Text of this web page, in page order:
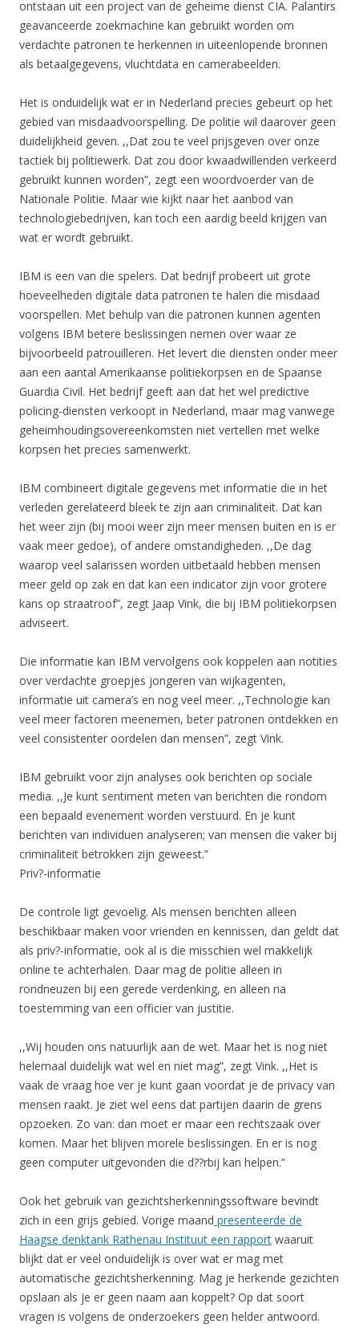
ontstaan uit een project van de geheime dienst CIA. Palantirs
geavanceerde zoekmachine kan gebruikt worden om
verdachte patronen te herkennen in uiteenlopende bronnen
als betaalgegevens, vluchtdata en camerabeelden.
Het is onduidelijk wat er in Nederland precies gebeurt op het
gebied van misdaadvoorspelling. De politie wil daarover geen
duidelijkheid geven. ,,Dat zou te veel prijsgeven over onze
tactiek bij politiewerk. Dat zou door kwaadwillenden verkeerd
gebruikt kunnen worden”, zegt een woordvoerder van de
Nationale Politie. Maar wie kijkt naar het aanbod van
technologiebedrijven, kan toch een aardig beeld krijgen van
wat er wordt gebruikt.
IBM is een van die spelers. Dat bedrijf probeert uit grote
hoeveelheden digitale data patronen te halen die misdaad
voorspellen. Met behulp van die patronen kunnen agenten
volgens IBM betere beslissingen nemen over waar ze
bijvoorbeeld patrouilleren. Het levert die diensten onder meer
aan een aantal Amerikaanse politiekorpsen en de Spaanse
Guardia Civil. Het bedrijf geeft aan dat het wel predictive
policing-diensten verkoopt in Nederland, maar mag vanwege
geheimhoudingsovereenkomsten niet vertellen met welke
korpsen het precies samenwerkt.
IBM combineert digitale gegevens met informatie die in het
verleden gerelateerd bleek te zijn aan criminaliteit. Dat kan
het weer zijn (bij mooi weer zijn meer mensen buiten en is er
vaak meer gedoe), of andere omstandigheden. ,,De dag
waarop veel salarissen worden uitbetaald hebben mensen
meer geld op zak en dat kan een indicator zijn voor grotere
kans op straatroof”, zegt Jaap Vink, die bij IBM politiekorpsen
adviseert.
Die informatie kan IBM vervolgens ook koppelen aan notities
over verdachte groepjes jongeren van wijkagenten,
informatie uit camera’s en nog veel meer. ,,Technologie kan
veel meer factoren meenemen, beter patronen ontdekken en
veel consistenter oordelen dan mensen”, zegt Vink.
IBM gebruikt voor zijn analyses ook berichten op sociale
media. ,,Je kunt sentiment meten van berichten die rondom
een bepaald evenement worden verstuurd. En je kunt
berichten van individuen analyseren; van mensen die vaker bij
criminaliteit betrokken zijn geweest.”
Priv?-informatie
De controle ligt gevoelig. Als mensen berichten alleen
beschikbaar maken voor vrienden en kennissen, dan geldt dat
als priv?-informatie, ook al is die misschien wel makkelijk
online te achterhalen. Daar mag de politie alleen in
rondneuzen bij een gerede verdenking, en alleen na
toestemming van een officier van justitie.
,,Wij houden ons natuurlijk aan de wet. Maar het is nog niet
helemaal duidelijk wat wel en niet mag”, zegt Vink. ,,Het is
vaak de vraag hoe ver je kunt gaan voordat je de privacy van
mensen raakt. Je ziet wel eens dat partijen daarin de grens
opzoeken. Zo van: dan moet er maar een rechtszaak over
komen. Maar het blijven morele beslissingen. En er is nog
geen computer uitgevonden die d??rbij kan helpen.”
Ook het gebruik van gezichtsherkenningssoftware bevindt
zich in een grijs gebied. Vorige maand presenteerde de
Haagse denktank Rathenau Instituut een rapport waaruit
blijkt dat er veel onduidelijk is over wat er mag met
automatische gezichtsherkenning. Mag je herkende gezichten
opslaan als je er geen naam aan koppelt? Op dat soort
vragen is volgens de onderzoekers geen helder antwoord.